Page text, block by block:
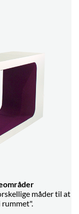
måder til at
rummet".